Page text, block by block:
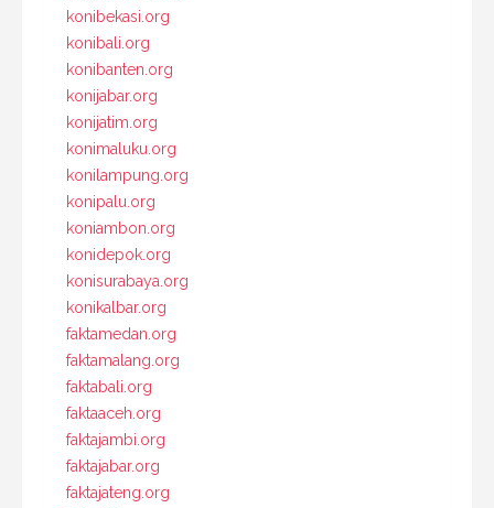
konibekasi.org
konibali.org
konibanten.org
konijabar.org
konijatim.org
konimaluku.org
konilampung.org
konipalu.org
koniambon.org
konidepok.org
konisurabaya.org
konikalbar.org
faktamedan.org
faktamalang.org
faktabali.org
faktaaceh.org
faktajambi.org
faktajabar.org
faktajateng.org